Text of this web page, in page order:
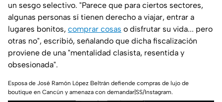
un sesgo selectivo. "Parece que para ciertos sectores,
algunas personas sí tienen derecho a viajar, entrar a
lugares bonitos, comprar cosas o disfrutar su vida... pero
otras no", escribió, señalando que dicha fiscalización
proviene de una "mentalidad clasista, resentida y
obsesionada".
Esposa de José Ramón López Beltrán defiende compras de lujo de
boutique en Cancún y amenaza con demandar|SS/Instagram.